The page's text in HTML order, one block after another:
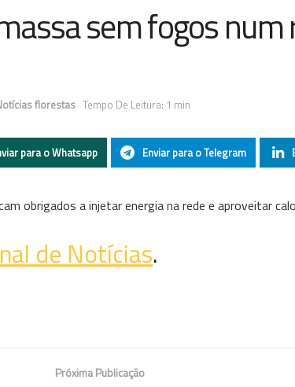
sem fogos num
florestas Tempo De Leitura: 1 min
para o Whatsapp Enviar para o Telegram
obrigados a injetar energia na rede e aproveitar
de Notícias.
Próxima Publicação